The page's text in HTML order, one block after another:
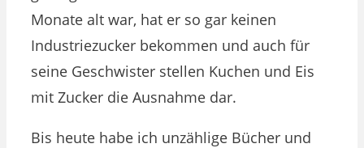
Monate alt war, hat er so gar keinen
Industriezucker bekommen und auch für
seine Geschwister stellen Kuchen und Eis
mit Zucker die Ausnahme dar.
Bis heute habe ich unzählige Bücher und